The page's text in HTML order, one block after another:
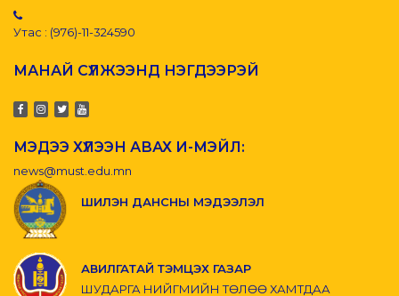
Утас : (976)-11-324590
МАНАЙ СҮЛЖЭЭНД НЭГДЭЭРЭЙ
МЭДЭЭ ХҮЛЭЭН АВАХ И-МЭЙЛ:
news@must.edu.mn
ШИЛЭН ДАНСНЫ МЭДЭЭЛЭЛ
АВИЛГАТАЙ ТЭМЦЭХ ГАЗАР
ШУДАРГА НИЙГМИЙН ТӨЛӨӨ ХАМТДАА